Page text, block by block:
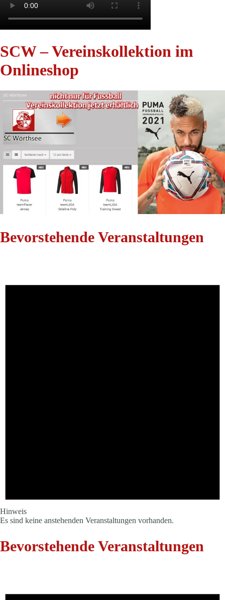
SCW – Vereinskollektion im
Onlineshop
Bevorstehende Veranstaltungen
Hinweis
Es sind keine anstehenden Veranstaltungen vorhanden.
Bevorstehende Veranstaltungen